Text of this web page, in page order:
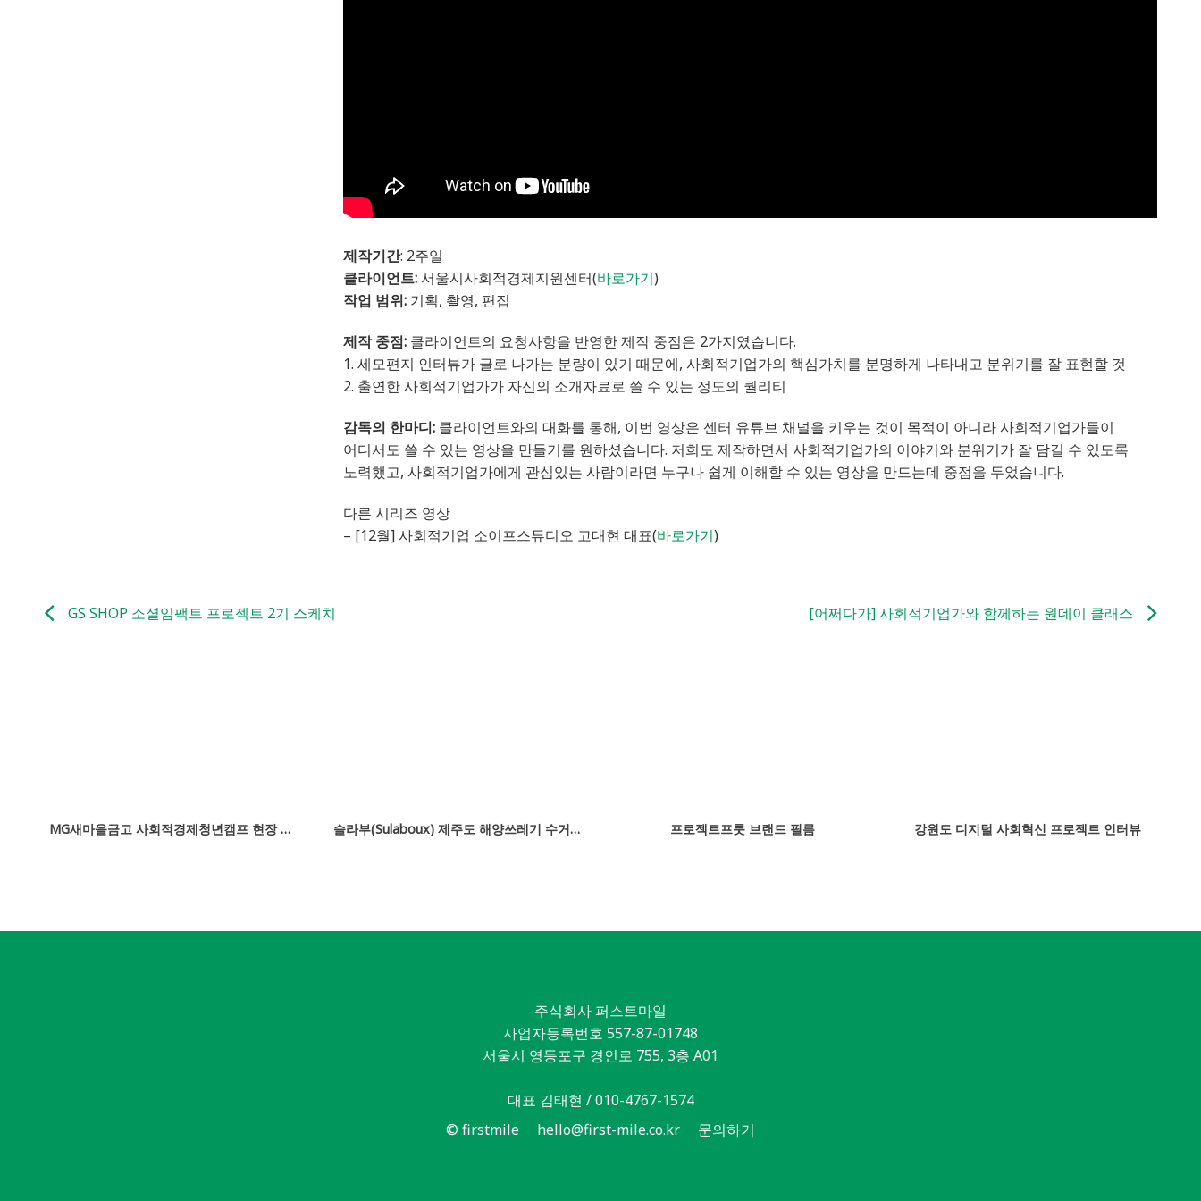
제작기간: 2주일
클라이언트:서울시사회적경제지원센터(바로가기)
작업 범위:기획, 촬영, 편집
제작 중점:클라이언트의 요청사항을 반영한 제작 중점은 2가지였습니다.
1. 세모편지 인터뷰가 글로 나가는 분량이 있기 때문에, 사회적기업가의 핵심가치를 분명하게 나타내고 분위기를 잘 표현할 것
2. 출연한 사회적기업가가 자신의 소개자료로 쓸 수 있는 정도의 퀄리티
감독의 한마디:클라이언트와의 대화를 통해, 이번 영상은 센터 유튜브 채널을 키우는 것이 목적이 아니라 사회적기업가들이
어디서도 쓸 수 있는 영상을 만들기를 원하셨습니다. 저희도 제작하면서 사회적기업가의 이야기와 분위기가 잘 담길 수 있도록
노력했고, 사회적기업가에게 관심있는 사람이라면 누구나 쉽게 이해할 수 있는 영상을 만드는데 중점을 두었습니다.
다른 시리즈 영상
– [12월] 사회적기업 소이프스튜디오 고대현 대표(바로가기)
GS SHOP 소셜임팩트 프로젝트 2기 스케치 [어쩌다가] 사회적기업가와 함께하는 원데이 클래스
MG새마을금고 사회적경제청년캠프 현장 스케치 슬라부(Sulaboux) 제주도 해양쓰레기 수거 사업 브랜드 필름 프로젝트프룻 브랜드 필름 강원도 디지털 사회혁신 프로젝트 인터뷰
주식회사 퍼스트마일
사업자등록번호 557-87-01748
서울시 영등포구 경인로 755, 3층 A01
대표 김태현 / 010-4767-1574
© firstmile
hello@first-mile.co.kr 문의하기